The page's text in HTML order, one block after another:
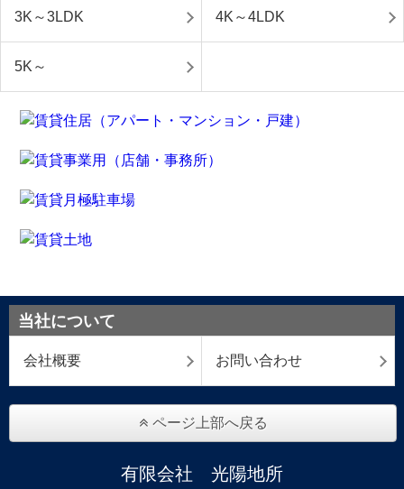
3K～3LDK 4K～4LDK
5K～
当社について
会社概要 お問い合わせ
ページ上部へ戻る
有限会社 光陽地所